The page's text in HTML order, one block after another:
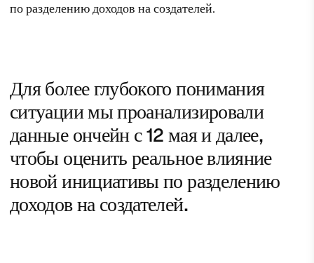
по разделению доходов на создателей.
Для более глубокого понимания
ситуации мы проанализировали
данные ончейн с 12 мая и далее,
чтобы оценить реальное влияние
новой инициативы по разделению
доходов на создателей.